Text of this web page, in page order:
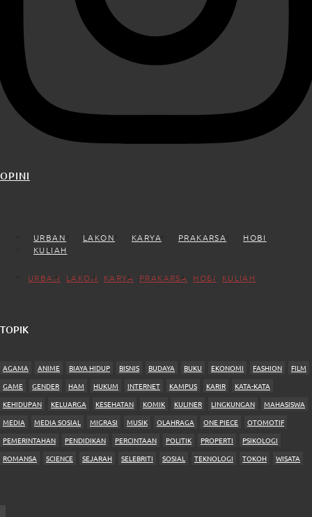
OPINI
URBAN LAKON KARYA PRAKARSA
HOBI
KULIAH
URBAN LAKON KARYA PRAKARSA HOBI KULIAH
TOPIK
AGAMA ANIME BIAYA HIDUP BISNIS BUDAYA BUKU EKONOMI FASHION
FILM
GAME
GENDER HAM HUKUM INTERNET KAMPUS KARIR
KATA-KATA
KEHIDUPAN
KELUARGA KESEHATAN KOMIK KULINER LINGKUNGAN
MAHASISWA
MEDIA
MEDIA SOSIAL MIGRASI MUSIK OLAHRAGA ONE PIECE
OTOMOTIF
PEMERINTAHAN
PENDIDIKAN PERCINTAAN POLITIK PROPERTI
PSIKOLOGI
ROMANSA
SCIENCE SEJARAH SELEBRITI SOSIAL TEKNOLOGI TOKOH WISATA